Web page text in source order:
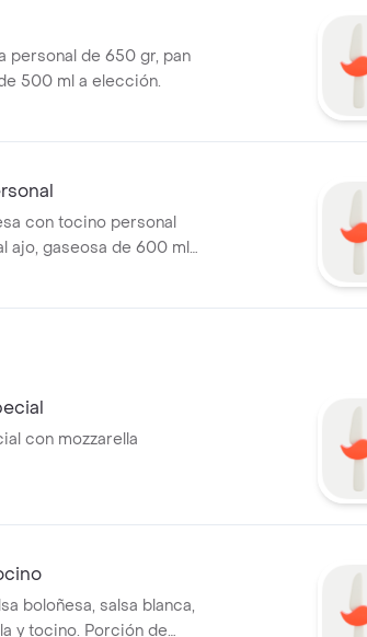
personal de 650 gr, pan
500 ml a elección.
con tocino personal
ajo, gaseosa de 600 ml
con mozzarella
boloñesa, salsa blanca,
y tocino. Porción de